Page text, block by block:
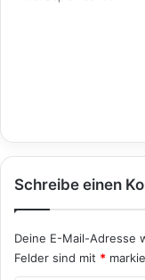
Schreibe einen
Deine E-Mail-Adresse
Felder sind mit *